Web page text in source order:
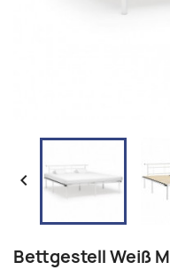

Bettgestell Weiß